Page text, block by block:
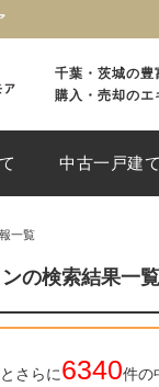
千葉・茨城の豊
購入・売却の
中古一戸建て
一覧
の検索結果一覧
さらに6340件の